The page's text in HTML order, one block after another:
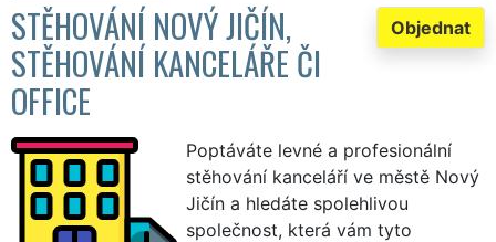
Objednat
STĚHOVÁNÍ NOVÝ JIČÍN,
STĚHOVÁNÍ KANCELÁŘE ČI
OFFICE
Poptáváte levné a profesionální
stěhování kanceláří ve městě Nový
Jičín a hledáte spolehlivou
společnost, která vám tyto